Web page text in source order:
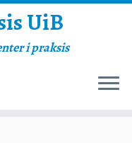
UiB
i praksis